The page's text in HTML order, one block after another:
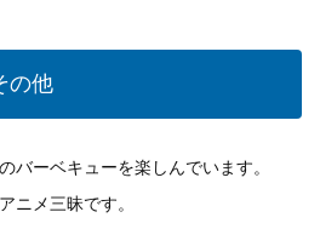
の他
バーベキューを楽しんでいます。
ニメ三昧です。